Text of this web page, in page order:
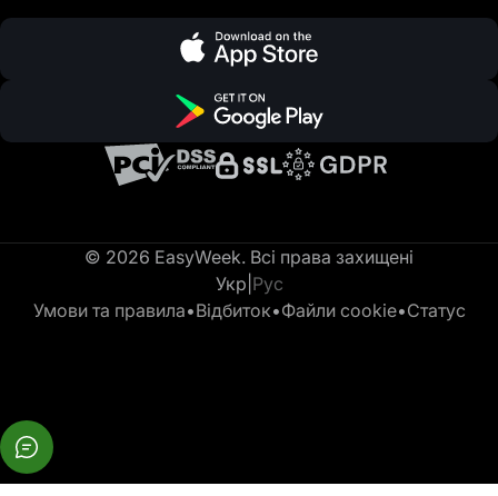
© 2026 EasyWeek. Всі права захищені
Укр Рус
Умови та правила•Відбиток•Файли cookie•Статус